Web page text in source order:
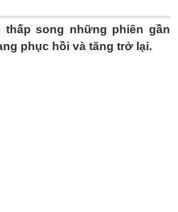
song những phiên gần
phục hồi và tăng trở lại.